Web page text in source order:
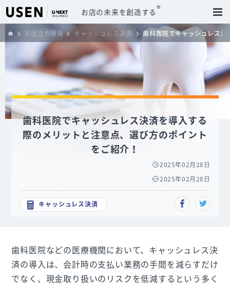
お店の未来を創造する®
お役立ち情報 キャッシュレス決済 歯科医院でキャッシュレス
歯科医院でキャッシュレス決済を導入する
際のメリットと注意点、選び方のポイント
をご紹介！
2025年02月28日
2025年02月28日
キャッシュレス決済
歯科医院などの医療機関において、キャッシュレス決
済の導入は、会計時の支払い業務の手間を減らすだけ
でなく、現金取り扱いのリスクを低減するという多く